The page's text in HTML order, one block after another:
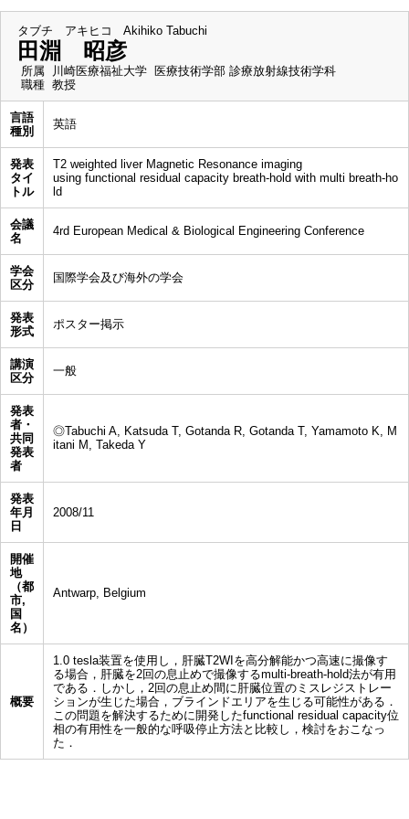
タブチ アキヒコ Akihiko Tabuchi
田淵 昭彦
所属
川崎医療福祉大学 医療技術学部 診療放射線技術学科
職種 教授
言語
種別
英語
発表
タイ
トル
T2 weighted liver Magnetic Resonance imaging
using functional residual capacity breath-hold with multi breath-ho
ld
会議
名
4rd European Medical & Biological Engineering Conference
学会
区分
国際学会及び海外の学会
発表
形式
ポスター掲示
講演
区分
一般
発表
者・
共同
発表
者
◎Tabuchi A, Katsuda T, Gotanda R, Gotanda T, Yamamoto K, M
itani M, Takeda Y
発表
年月
日
2008/11
開催
地
（都
市,
国
名）
Antwarp, Belgium
概要
1.0 tesla装置を使用し，肝臓T2WIを高分解能かつ高速に撮像す
る場合，肝臓を2回の息止めで撮像するmulti-breath-hold法が有用
である．しかし，2回の息止め間に肝臓位置のミスレジストレー
ションが生じた場合，ブラインドエリアを生じる可能性がある．
この問題を解決するために開発したfunctional residual capacity位
相の有用性を一般的な呼吸停止方法と比較し，検討をおこなっ
た．